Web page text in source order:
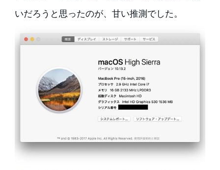
いだろうと思ったのが、甘い推測でした。